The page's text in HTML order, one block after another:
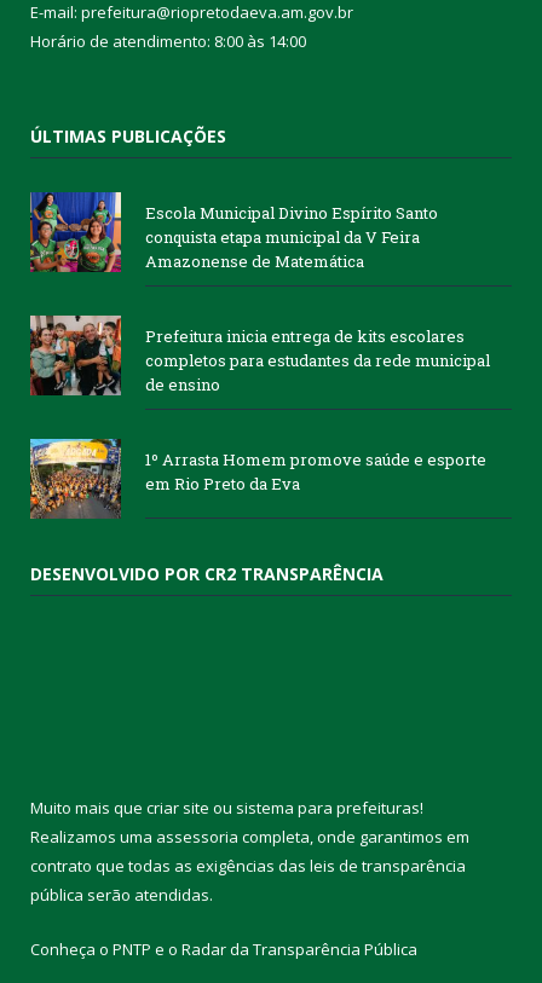
E-mail: prefeitura@riopretodaeva.am.gov.br
Horário de atendimento: 8:00 às 14:00
ÚLTIMAS PUBLICAÇÕES
Escola Municipal Divino Espírito Santo
conquista etapa municipal da V Feira
Amazonense de Matemática
Prefeitura inicia entrega de kits escolares
completos para estudantes da rede municipal
de ensino
1º Arrasta Homem promove saúde e esporte
em Rio Preto da Eva
DESENVOLVIDO POR CR2 TRANSPARÊNCIA
Muito mais que criar site ou sistema para prefeituras!
Realizamos uma assessoria completa, onde garantimos em
contrato que todas as exigências das leis de transparência
pública serão atendidas.
Conheça o PNTP e o Radar da Transparência Pública